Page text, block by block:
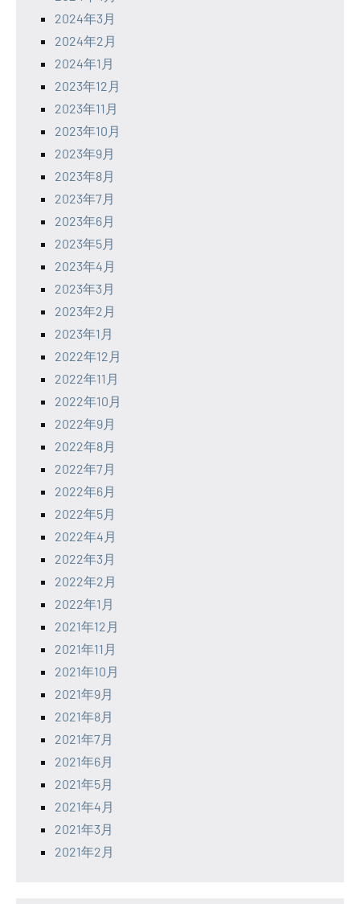
2024年3月
2024年2月
2024年1月
2023年12月
2023年11月
2023年10月
2023年9月
2023年8月
2023年7月
2023年6月
2023年5月
2023年4月
2023年3月
2023年2月
2023年1月
2022年12月
2022年11月
2022年10月
2022年9月
2022年8月
2022年7月
2022年6月
2022年5月
2022年4月
2022年3月
2022年2月
2022年1月
2021年12月
2021年11月
2021年10月
2021年9月
2021年8月
2021年7月
2021年6月
2021年5月
2021年4月
2021年3月
2021年2月